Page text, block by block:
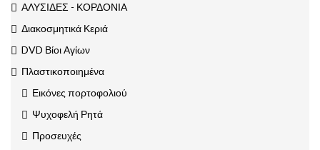
ΑΛΥΣΙΔΕΣ - ΚΟΡΔΟΝΙΑ
Διακοσμητικά Κεριά
DVD Βίοι Αγίων
Πλαστικοποιημένα
Εικόνες πορτοφολιού
Ψυχοφελή Ρητά
Προσευχές